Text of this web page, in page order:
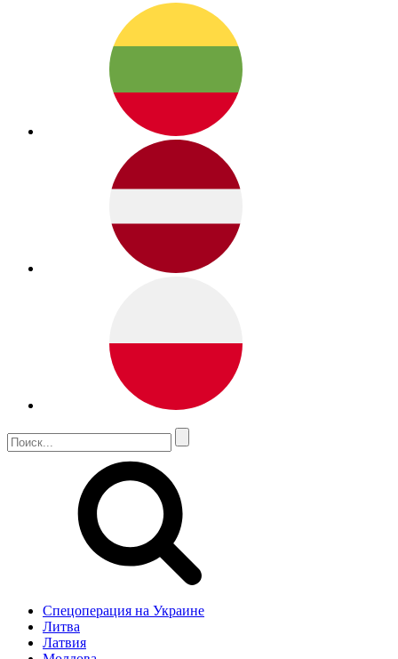
Спецоперация на Украине
Литва
Латвия